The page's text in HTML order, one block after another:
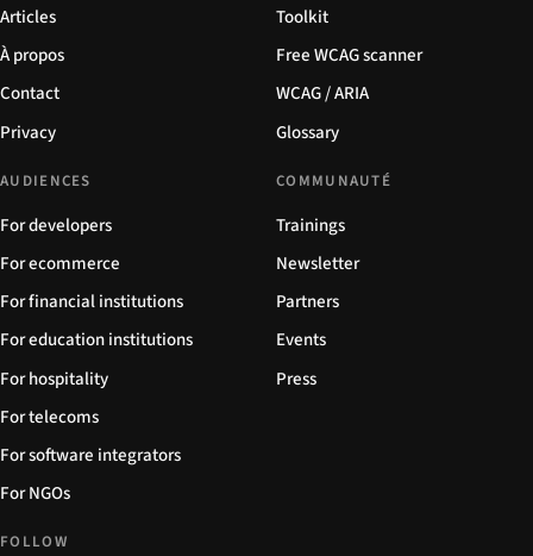
Articles
À propos
Contact
Privacy
Toolkit
Free WCAG scanner
WCAG / ARIA
Glossary
AUDIENCES
For developers
For ecommerce
For financial institutions
For education institutions
For hospitality
For telecoms
For software integrators
For NGOs
COMMUNAUTÉ
Trainings
Newsletter
Partners
Events
Press
FOLLOW